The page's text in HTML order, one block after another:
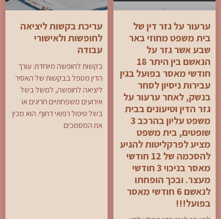
ערעור על גזר דין של
בית משפט מחוזי באר
שבע אשר גזר על
הנאשם בין היתר 18
חודשי מאסר בפועל בגין
עבירות ניסיון לסחר
בנשק, לאחר ערעור על
גזר הדין וטיעונים בבית
משפט עליון בהרכב 3
שופטים, בית משפט
מציע לפרקליטות להגיע
להסכמה של 12 חודשי
מאסר בניכוי 3 חודשי
מעצר. ובכך הופחתו
לנאשם 6 חודשי מאסר
בפועל!!!
עריכת בקשות ליציאה
לחופשות ולאישורי
עבודה
בקשות לחופשה מיוחדת: עורך
הדין מטפל בבקשות של האסיר
ליציאה לחופשה, למשל בשל
אירועים משפחתיים חריגים או
בשל טיפול רפואי דחוף. הוא מכין
את המסמכים